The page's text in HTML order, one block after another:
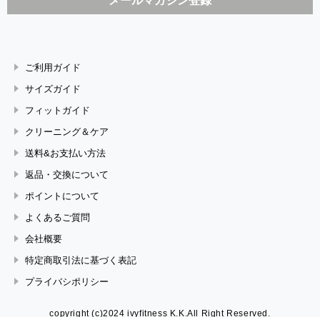
ご利用ガイド
サイズガイド
フィットガイド
クリーニング＆ケア
送料&お支払い方法
返品・交換について
ポイントについて
よくあるご質問
会社概要
特定商取引法に基づく表記
プライバシポリシー
copyright (c)2024 ivyfitness K.K.All Right Reserved.